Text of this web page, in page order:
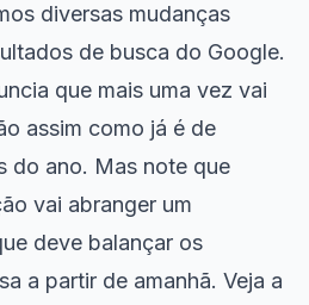
diversas mudanças
de busca do Google.
que mais uma vez vai
assim como já é de
do ano. Mas note que
vai abranger um
deve balançar os
a partir de amanhã. Veja a